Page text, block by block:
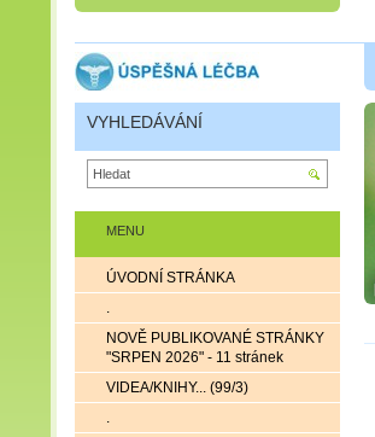
MENU
ÚVODNÍ STRÁNKA
.
NOVĚ PUBLIKOVANÉ STRÁNKY
"SRPEN 2026" - 11 stránek
VIDEA/KNIHY... (99/3)
.
VYHLEDÁVÁNÍ